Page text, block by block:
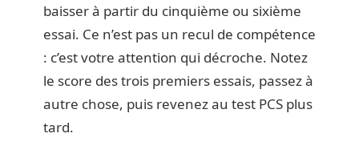
baisser à partir du cinquième ou sixième
essai. Ce n’est pas un recul de compétence
: c’est votre attention qui décroche. Notez
le score des trois premiers essais, passez à
autre chose, puis revenez au test PCS plus
tard.